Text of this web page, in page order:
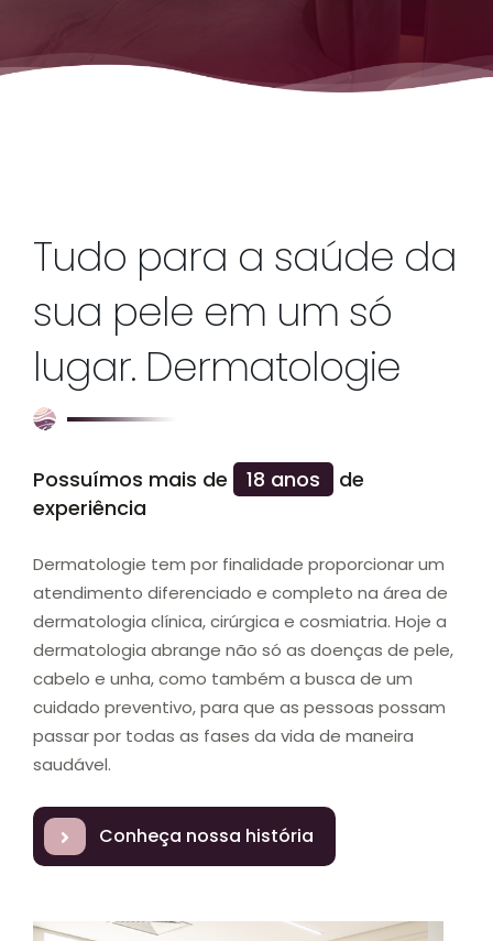
Tudo para a saúde da
sua pele em um só
lugar. Dermatologie
Possuímos mais de 18 anos
de
experiência
Dermatologie tem por finalidade proporcionar um
atendimento diferenciado e completo na área de
dermatologia clínica, cirúrgica e cosmiatria. Hoje a
dermatologia abrange não só as doenças de pele,
cabelo e unha, como também a busca de um
cuidado preventivo, para que as pessoas possam
passar por todas as fases da vida de maneira
saudável.
Conheça nossa história